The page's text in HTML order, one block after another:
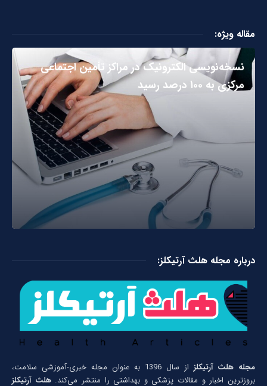
مقاله ویژه:
نسخه‌نویسی الکترونیک در مراکز تأمین اجتماعی
مرکزی به ۱۰۰ درصد رسید
درباره مجله هلث آرتیکلز:
مجله هلث آرتیکلز
از سال 1396 به عنوان مجله خبری-آموزشی سلامت،
بروزترین اخبار و مقالات پزشکی و بهداشتی را منتشر می‌کند.هلث آرتیکلز